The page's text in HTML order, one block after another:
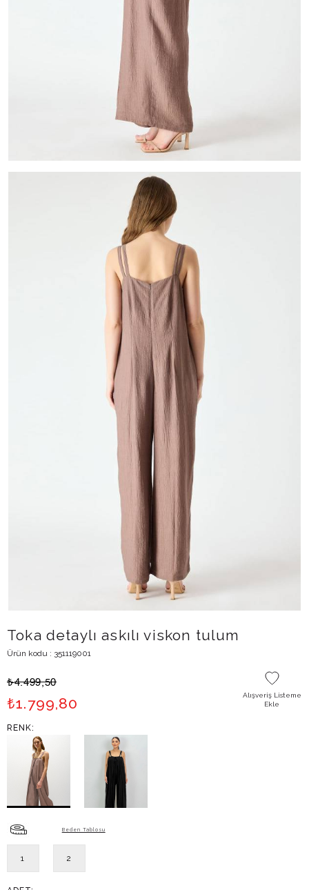
Toka detaylı askılı viskon tulum
Ürün kodu : 351119001
₺4.499,50
₺1.799,80
Alışveriş Listeme
Ekle
RENK:
Beden Tablosu
1 2